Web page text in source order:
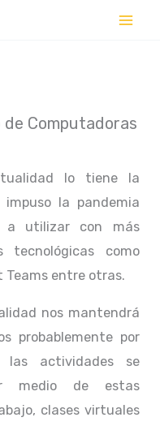
Computadoras
lo tiene la
la pandemia
a utilizar con más
tecnológicas como
Teams entre otras.
nos mantendrá
probablemente por
las actividades se
medio de estas
clases virtuales